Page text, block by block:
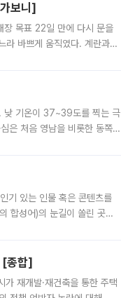
보니]
장 목표 22일 만에 다시 문을
라 바쁘게 움직였다. 계란과
. 낮 기온이 37~39도를 찍는 극
은 처음 영남을 비롯한 동쪽
기 있는 인물 혹은 콘텐츠를
합성어)의 눈길이 쏠린 곳은
[종합]
재개발·재건축을 통한 주택